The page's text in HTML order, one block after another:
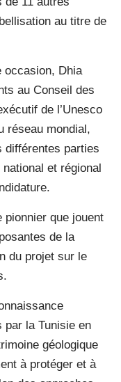
au titre de
occasion, Dhia
au Conseil des
de l’Unesco
réseau mondial,
différentes parties
et régional
pionnier que jouent
de la
du projet sur le
par la Tunisie en
géologique
à protéger et à